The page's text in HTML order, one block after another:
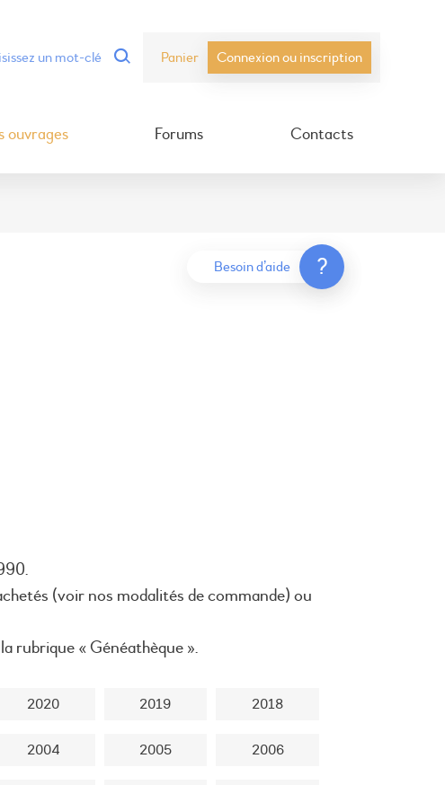
Panier Connexion ou inscription
ouvrages Forums Contacts
Besoin d’aide ?
(voir nos modalités de commande) ou
rubrique « Généathèque ».
2020 2019 2018
2004 2005 2006